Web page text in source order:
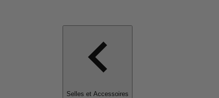
Selles et Accessoires